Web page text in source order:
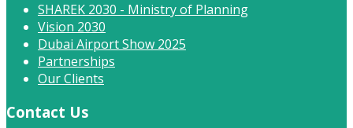
SHAREK 2030 - Ministry of Planning
Vision 2030
Dubai Airport Show 2025
Partnerships
Our Clients
Contact Us